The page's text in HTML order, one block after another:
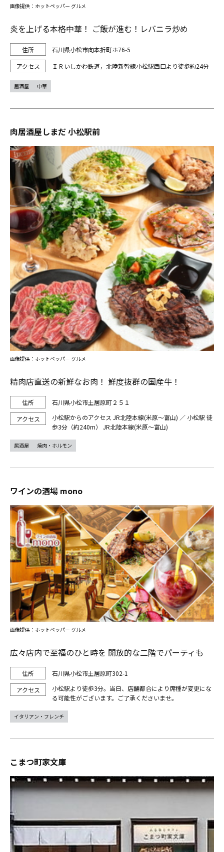
炎を上げる本格中華！ ご飯が進む！レバニラ炒め
石川県小松市向本折町ホ76-5
ＩＲいしかわ鉄道，北陸新幹線小松駅西口より徒歩約24分
画像提供：ホットペッパー グルメ
居酒屋 中華
肉居酒屋しまだ 小松駅前
精肉店直送の新鮮なお肉！ 鮮度抜群の国産牛！
石川県小松市土居原町２５１
小松駅からのアクセス JR北陸本線(米原～富山) ／ 小松駅 徒
歩3分（約240m） JR北陸本線(米原～富山)
画像提供：ホットペッパー グルメ
居酒屋 焼肉・ホルモン
ワインの酒場 mono
広々店内で至福のひと時を 開放的な二階でパーティも
石川県小松市土居原町302-1
小松駅より徒歩3分。当日、店舗都合により席種が変更にな
る可能性がございます。ご了承くださいませ。
画像提供：ホットペッパー グルメ
イタリアン・フレンチ
こまつ町家文庫